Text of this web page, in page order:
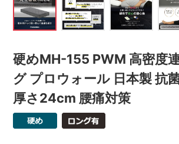
硬めMH-155 PWM 高密度
グ プロウォール 日本製 抗
厚さ24cm 腰痛対策